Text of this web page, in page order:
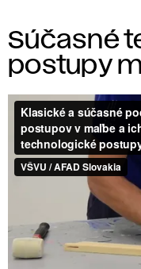
Súčasné
postupy